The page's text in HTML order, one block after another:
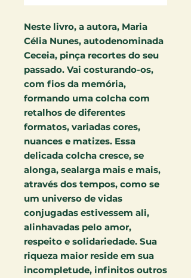
Neste livro, a autora, Maria
Célia Nunes, autodenominada
Ceceia, pinça recortes do seu
passado. Vai costurando-os,
com fios da memória,
formando uma colcha com
retalhos de diferentes
formatos, variadas cores,
nuances e matizes. Essa
delicada colcha cresce, se
alonga, sealarga mais e mais,
através dos tempos, como se
um universo de vidas
conjugadas estivessem ali,
alinhavadas pelo amor,
respeito e solidariedade. Sua
riqueza maior reside em sua
incompletude, infinitos outros